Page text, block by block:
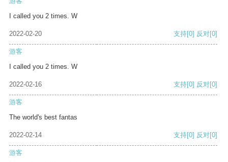
I called you 2 times. W
2022-02-20 支持[0] 反对[0]
游客
I called you 2 times. W
2022-02-16 支持[0] 反对[0]
游客
The world's best fantas
2022-02-14 支持[0] 反对[0]
游客